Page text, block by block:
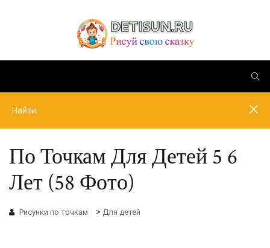
По Точкам Для Детей 5 6
Лет (58 Фото)
Рисунки по точкам > Для детей